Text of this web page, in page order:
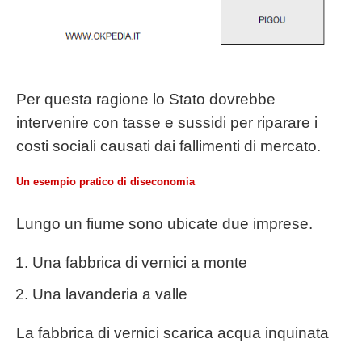
Per questa ragione lo Stato dovrebbe
intervenire con tasse e sussidi per riparare i
costi sociali causati dai fallimenti di mercato.
Un esempio pratico di diseconomia
Lungo un fiume sono ubicate due imprese.
Una fabbrica di vernici a monte
Una lavanderia a valle
La fabbrica di vernici scarica acqua inquinata